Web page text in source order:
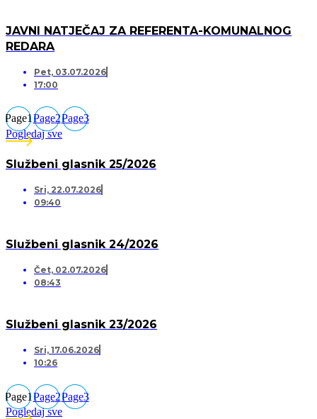
JAVNI NATJEČAJ ZA REFERENTA-KOMUNALNOG
REDARA
Pet, 03.07.2026
17:00
Page1Page2Page3
Pogledaj sve
Službeni glasnik 25/2026
Sri, 22.07.2026
09:40
Službeni glasnik 24/2026
Čet, 02.07.2026
08:43
Službeni glasnik 23/2026
Sri, 17.06.2026
10:26
Page1Page2Page3
Pogledaj sve